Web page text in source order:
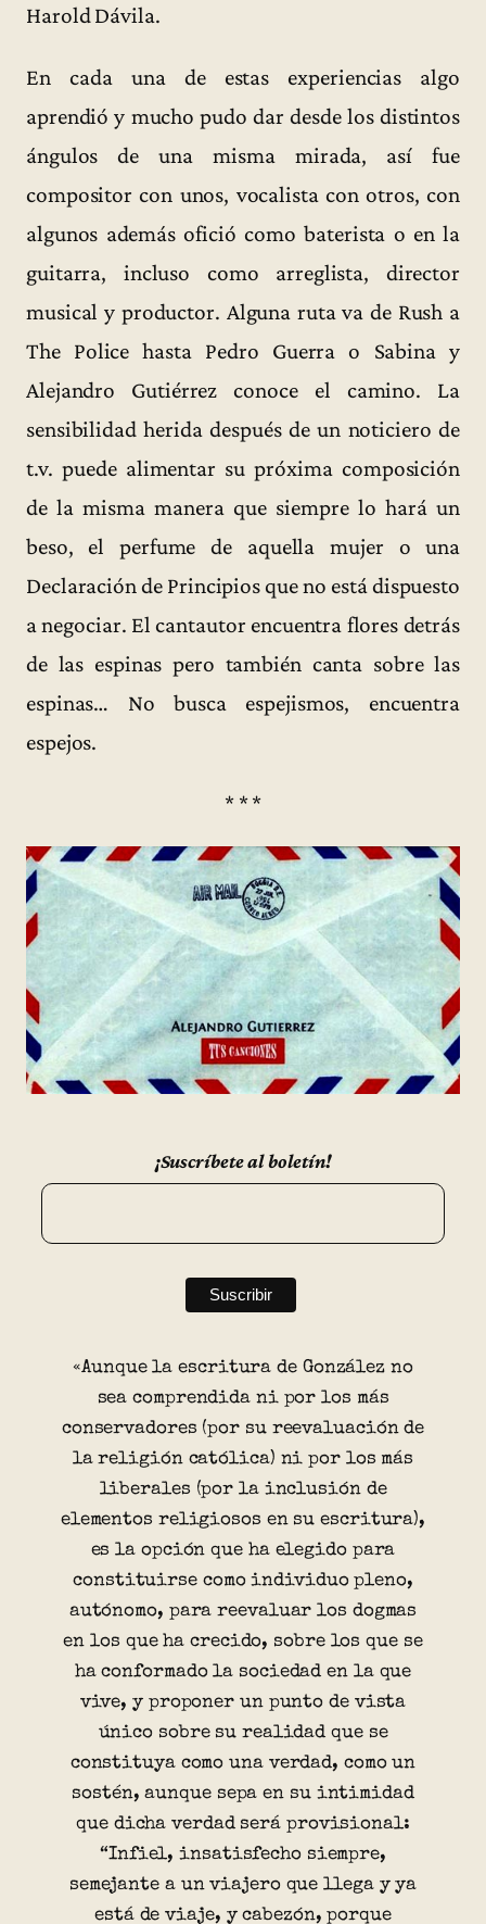
Harold Dávila.
En cada una de estas experiencias algo
aprendió y mucho pudo dar desde los distintos
ángulos de una misma mirada, así fue
compositor con unos, vocalista con otros, con
algunos además ofició como baterista o en la
guitarra, incluso como arreglista, director
musical y productor. Alguna ruta va de Rush a
The Police hasta Pedro Guerra o Sabina y
Alejandro Gutiérrez conoce el camino. La
sensibilidad herida después de un noticiero de
t.v. puede alimentar su próxima composición
de la misma manera que siempre lo hará un
beso, el perfume de aquella mujer o una
Declaración de Principios que no está dispuesto
a negociar. El cantautor encuentra flores detrás
de las espinas pero también canta sobre las
espinas… No busca espejismos, encuentra
espejos.
* * *
¡Suscríbete al boletín!
«Aunque la escritura de González no
sea comprendida ni por los más
conservadores (por su reevaluación de
la religión católica) ni por los más
liberales (por la inclusión de
elementos religiosos en su escritura),
es la opción que ha elegido para
constituirse como individuo pleno,
autónomo, para reevaluar los dogmas
en los que ha crecido, sobre los que se
ha conformado la sociedad en la que
vive, y proponer un punto de vista
único sobre su realidad que se
constituya como una verdad, como un
sostén, aunque sepa en su intimidad
que dicha verdad será provisional:
“Infiel, insatisfecho siempre,
semejante a un viajero que llega y ya
está de viaje, y cabezón, porque